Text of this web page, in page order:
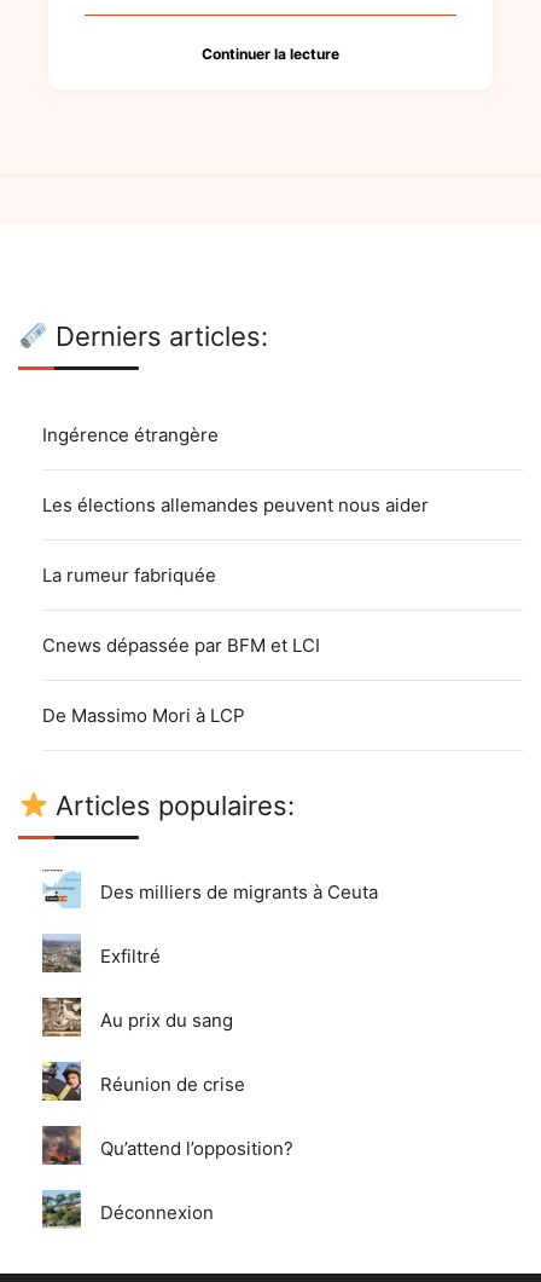
Continuer la lecture
Derniers articles:
Ingérence étrangère
Les élections allemandes peuvent nous aider
La rumeur fabriquée
Cnews dépassée par BFM et LCI
De Massimo Mori à LCP
Articles populaires:
Des milliers de migrants à Ceuta
Exfiltré
Au prix du sang
Réunion de crise
Qu’attend l’opposition?
Déconnexion